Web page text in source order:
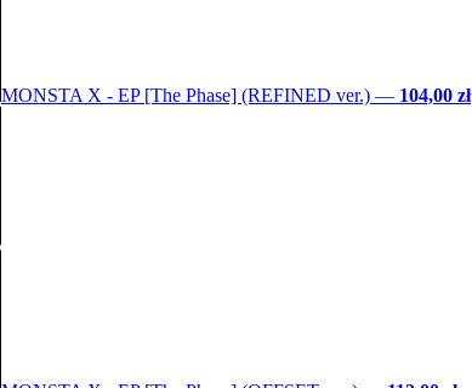
MONSTA X - EP [The Phase] (REFINED ver.) — 104,00 zł